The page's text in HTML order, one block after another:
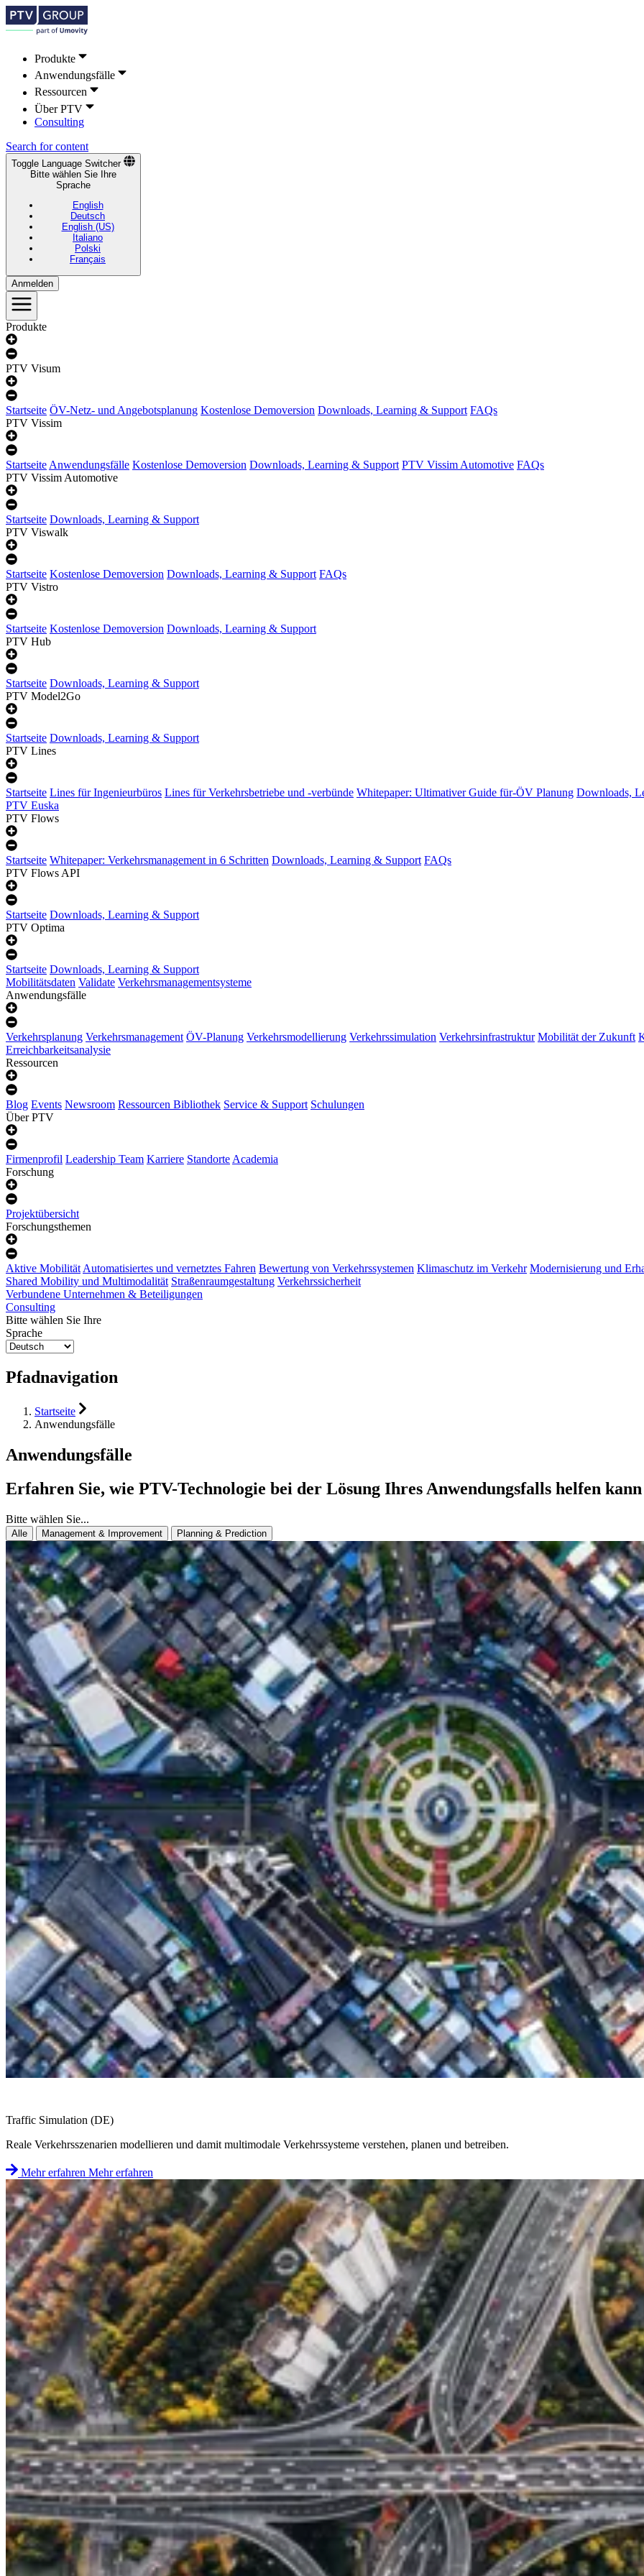
Produkte
Anwendungsfälle
Ressourcen
Über PTV
Consulting
Search for content
Toggle Language Switcher
Bitte wählen Sie Ihre
Sprache
English
Deutsch
English (US)
Italiano
Polski
Français
Anmelden
Produkte
PTV Visum
Startseite ÖV-Netz- und Angebotsplanung Kostenlose Demoversion Downloads, Learning & Support FAQs
PTV Vissim
StartseiteAnwendungsfälle Kostenlose Demoversion Downloads, Learning & Support PTV Vissim Automotive FAQs
PTV Vissim Automotive
Startseite Downloads, Learning & Support
PTV Viswalk
Startseite Kostenlose Demoversion Downloads, Learning & Support FAQs
PTV Vistro
Startseite Kostenlose Demoversion Downloads, Learning & Support
PTV Hub
Startseite Downloads, Learning & Support
PTV Model2Go
Startseite Downloads, Learning & Support
PTV Lines
Startseite Lines für Ingenieurbüros Lines für Verkehrsbetriebe und -verbünde Whitepaper: Ultimativer Guide für-ÖV Planung Downloads,
PTV Euska
PTV Flows
Startseite Whitepaper: Verkehrsmanagement in 6 Schritten Downloads, Learning & Support FAQs
PTV Flows API
Startseite Downloads, Learning & Support
PTV Optima
Startseite Downloads, Learning & Support
Mobilitätsdaten Validate Verkehrsmanagementsysteme
Anwendungsfälle
Verkehrsplanung Verkehrsmanagement ÖV-Planung Verkehrsmodellierung Verkehrssimulation Verkehrsinfrastruktur Mobilität der Zukunft
Erreichbarkeitsanalysie
Ressourcen
Blog Events Newsroom Ressourcen Bibliothek Service & Support Schulungen
Über PTV
Firmenprofil Leadership Team Karriere StandorteAcademia
Forschung
Projektübersicht
Forschungsthemen
Aktive MobilitätAutomatisiertes und vernetztes Fahren Bewertung von Verkehrssystemen Klimaschutz im Verkehr Modernisierung und
Shared Mobility und Multimodalität Straßenraumgestaltung Verkehrssicherheit
Verbundene Unternehmen & Beteiligungen
Consulting
Bitte wählen Sie Ihre
Sprache
Pfadnavigation
Startseite
Anwendungsfälle
Anwendungsfälle
Erfahren Sie, wie PTV-Technologie bei der Lösung Ihres Anwendungsfalls helfen kann
Bitte wählen Sie...
Alle Management & Improvement Planning & Prediction
Traffic Simulation (DE)
Reale Verkehrsszenarien modellieren und damit multimodale Verkehrssysteme verstehen, planen und betreiben.
Mehr erfahren Mehr erfahren